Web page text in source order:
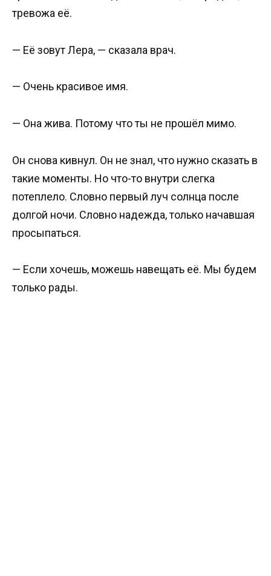
тревожа её.
— Её зовут Лера, — сказала врач.
— Очень красивое имя.
— Она жива. Потому что ты не прошёл мимо.
Он снова кивнул. Он не знал, что нужно сказать в
такие моменты. Но что-то внутри слегка
потеплело. Словно первый луч солнца после
долгой ночи. Словно надежда, только начавшая
просыпаться.
— Если хочешь, можешь навещать её. Мы будем
только рады.